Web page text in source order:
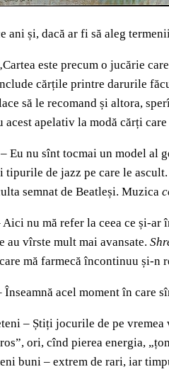
ani și, dacă ar fi să aleg
este precum o jucărie
cărțile printre darurile
să le recomand și altora,
acest apelativ la modă cărți
– Eu nu sînt tocmai un model al
tipurile de jazz pe care le
semnat de Beatleși. Muzica
Aici nu mă refer la ceea ce și-
au vîrste mult mai avansate.
mă farmecă încontinuu și-
Înseamnă acel moment în care
– Știți jocurile de pe
ori, cînd pierea energia,
buni – extrem de rari, iar